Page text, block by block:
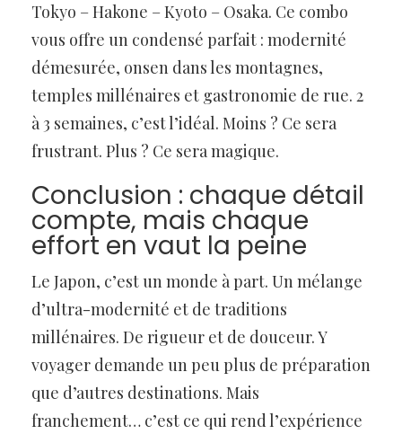
Tokyo – Hakone – Kyoto – Osaka. Ce combo
vous offre un condensé parfait : modernité
démesurée, onsen dans les montagnes,
temples millénaires et gastronomie de rue. 2
à 3 semaines, c’est l’idéal. Moins ? Ce sera
frustrant. Plus ? Ce sera magique.
Conclusion : chaque détail
compte, mais chaque
effort en vaut la peine
Le Japon, c’est un monde à part. Un mélange
d’ultra-modernité et de traditions
millénaires. De rigueur et de douceur. Y
voyager demande un peu plus de préparation
que d’autres destinations. Mais
franchement… c’est ce qui rend l’expérience